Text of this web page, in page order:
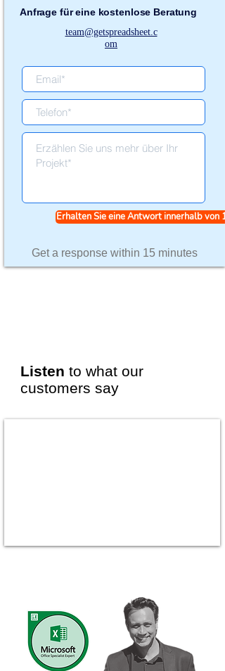
Anfrage für eine kostenlose Beratung
team@getspreadsheet.c
om
Erhalten Sie eine Antwort innerhalb von
Get a response within 15 minutes
Listen to what our
customers say